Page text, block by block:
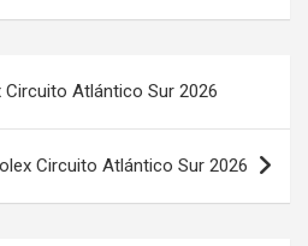
Circuito Atlántico Sur 2026
Circuito Atlántico Sur 2026